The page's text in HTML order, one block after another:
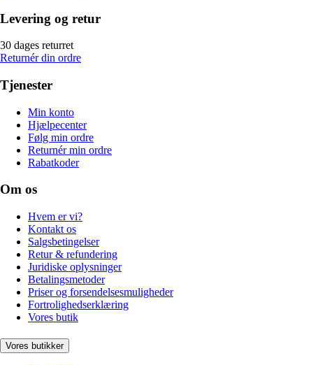
Levering og retur
30 dages returret
Returnér din ordre
Tjenester
Min konto
Hjælpecenter
Følg min ordre
Returnér min ordre
Rabatkoder
Om os
Hvem er vi?
Kontakt os
Salgsbetingelser
Retur & refundering
Juridiske oplysninger
Betalingsmetoder
Priser og forsendelsesmuligheder
Fortrolighedserklæring
Vores butik
Vores butikker